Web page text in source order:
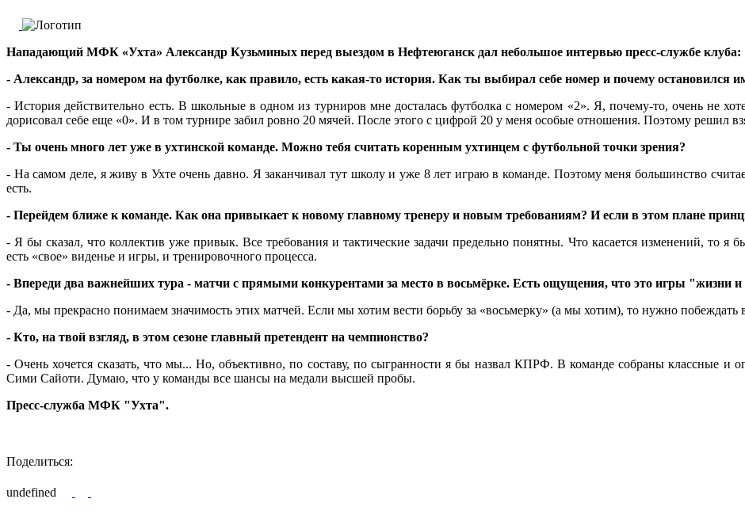
Нападающий МФК «Ухта» Александр Кузьминых перед выездом в Нефтеюганск дал небольшое интервью пресс-службе клуба:
- Александр, за номером на футболке, как правило, есть какая-то история. Как ты выбирал себе номер и почему остановился
- История действительно есть. В школьные в одном из турниров мне досталась футболка с номером «2». Я, почему-то, очень не
дорисовал себе еще «0». И в том турнире забил ровно 20 мячей. После этого с цифрой 20 у меня особые отношения. Поэтому решил
- Ты очень много лет уже в ухтинской команде. Можно тебя считать коренным ухтинцем с футбольной точки зрения?
- На самом деле, я живу в Ухте очень давно. Я заканчивал тут школу и уже 8 лет играю в команде. Поэтому меня большинство
есть.
- Перейдем ближе к команде. Как она привыкает к новому главному тренеру и новым требованиям? И если в этом плане
- Я бы сказал, что коллектив уже привык. Все требования и тактические задачи предельно понятны. Что касается изменений, то
есть «свое» виденье и игры, и тренировочного процесса.
- Впереди два важнейших тура - матчи с прямыми конкурентами за место в восьмёрке. Есть ощущения, что это игры "жизни и
- Да, мы прекрасно понимаем значимость этих матчей. Если мы хотим вести борьбу за «восьмерку» (а мы хотим), то нужно
- Кто, на твой взгляд, в этом сезоне главный претендент на чемпионство?
- Очень хочется сказать, что мы... Но, объективно, по составу, по сыгранности я бы назвал КПРФ. В команде собраны классные и
Сими Сайоти. Думаю, что у команды все шансы на медали высшей пробы.
Пресс-служба МФК "Ухта".
Поделиться:
undefined